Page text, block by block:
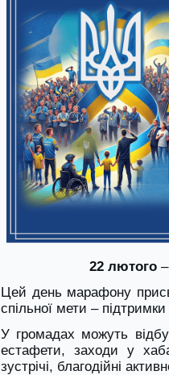
22 лютого –
Цей день марафону
спільної мети –
У громадах можуть
естафети, заходи у
зустрічі, благодійні